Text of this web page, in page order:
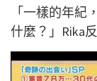
「一樣的年
什麼？」Rika